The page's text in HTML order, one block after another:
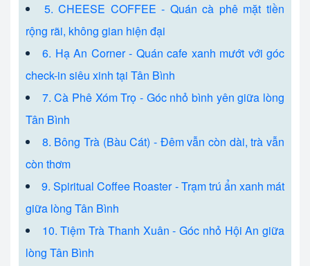
5. CHEESE COFFEE - Quán cà phê mặt tiền
rộng rãi, không gian hiện đại
6. Hạ An Corner - Quán cafe xanh mướt với góc
check-in siêu xinh tại Tân Bình
7. Cà Phê Xóm Trọ - Góc nhỏ bình yên giữa lòng
Tân Bình
8. Bông Trà (Bàu Cát) - Đêm vẫn còn dài, trà vẫn
còn thơm
9. Spiritual Coffee Roaster - Trạm trú ẩn xanh mát
giữa lòng Tân Bình
10. Tiệm Trà Thanh Xuân - Góc nhỏ Hội An giữa
lòng Tân Bình